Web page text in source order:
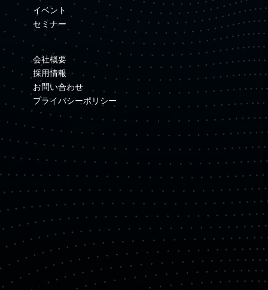
イベント
セミナー
会社概要
採用情報
お問い合わせ
プライバシーポリシー